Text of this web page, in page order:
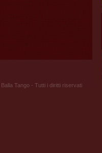
Tango - Tutti i diritti riservati